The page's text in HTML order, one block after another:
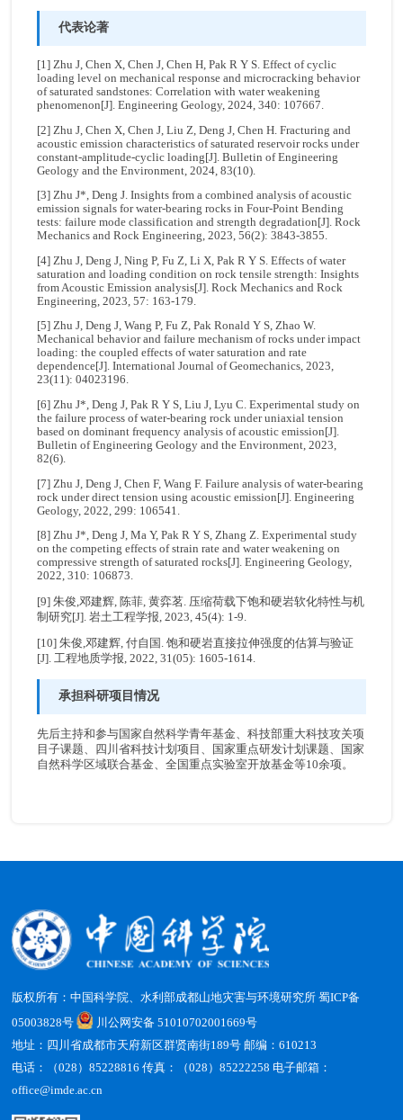
代表论著
[1] Zhu J, Chen X, Chen J, Chen H, Pak R Y S. Effect of cyclic
loading level on mechanical response and microcracking behavior
of saturated sandstones: Correlation with water weakening
phenomenon[J]. Engineering Geology, 2024, 340: 107667.
[2] Zhu J, Chen X, Chen J, Liu Z, Deng J, Chen H. Fracturing and
acoustic emission characteristics of saturated reservoir rocks under
constant-amplitude-cyclic loading[J]. Bulletin of Engineering
Geology and the Environment, 2024, 83(10).
[3] Zhu J*, Deng J. Insights from a combined analysis of acoustic
emission signals for water‑bearing rocks in Four‑Point Bending
tests: failure mode classification and strength degradation[J]. Rock
Mechanics and Rock Engineering, 2023, 56(2): 3843-3855.
[4] Zhu J, Deng J, Ning P, Fu Z, Li X, Pak R Y S. Effects of water
saturation and loading condition on rock tensile strength: Insights
from Acoustic Emission analysis[J]. Rock Mechanics and Rock
Engineering, 2023, 57: 163-179.
[5] Zhu J, Deng J, Wang P, Fu Z, Pak Ronald Y S, Zhao W.
Mechanical behavior and failure mechanism of rocks under impact
loading: the coupled effects of water saturation and rate
dependence[J]. International Journal of Geomechanics, 2023,
23(11): 04023196.
[6] Zhu J*, Deng J, Pak R Y S, Liu J, Lyu C. Experimental study on
the failure process of water-bearing rock under uniaxial tension
based on dominant frequency analysis of acoustic emission[J].
Bulletin of Engineering Geology and the Environment, 2023,
82(6).
[7] Zhu J, Deng J, Chen F, Wang F. Failure analysis of water-bearing
rock under direct tension using acoustic emission[J]. Engineering
Geology, 2022, 299: 106541.
[8] Zhu J*, Deng J, Ma Y, Pak R Y S, Zhang Z. Experimental study
on the competing effects of strain rate and water weakening on
compressive strength of saturated rocks[J]. Engineering Geology,
2022, 310: 106873.
[9] 朱俊,邓建辉, 陈菲, 黄弈茗. 压缩荷载下饱和硬岩软化特性与机
制研究[J]. 岩土工程学报, 2023, 45(4): 1-9.
[10] 朱俊,邓建辉, 付自国. 饱和硬岩直接拉伸强度的估算与验证
[J]. 工程地质学报, 2022, 31(05): 1605-1614.
承担科研项目情况
先后主持和参与国家自然科学青年基金、科技部重大科技攻关项
目子课题、四川省科技计划项目、国家重点研发计划课题、国家
自然科学区域联合基金、全国重点实验室开放基金等10余项。
版权所有：中国科学院、水利部成都山地灾害与环境研究所蜀ICP备
05003828号
川公网安备 51010702001669号
地址：四川省成都市天府新区群贤南街189号 邮编：610213
电话：（028）85228816 传真：（028）85222258 电子邮箱：
office@imde.ac.cn